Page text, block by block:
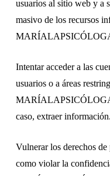
usuarios al sitio web y a
masivo de los recursos
Intentar acceder a las
usuarios o a áreas
caso, extraer información.
Vulnerar los derechos
como violar la